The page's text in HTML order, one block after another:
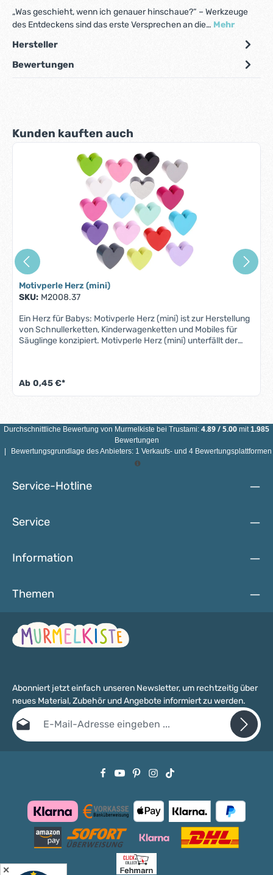
„Was geschieht, wenn ich genauer hinschaue?“ – Werkzeuge
des Entdeckens sind das erste Versprechen an die… Mehr
Hersteller
Bewertungen
Produktgalerie überspringen
Kunden kauften auch
Motivperle Herz (mini)
SKU: M2008.37
Ein Herz für Babys: Motivperle Herz (mini) ist zur Herstellung
von Schnullerketten, Kinderwagenketten und Mobiles für
Säuglinge konzipiert. Motivperle Herz (mini) unterfällt der
unbedenklich.Eigenschaften Motivperle Herz: Material:
AhornholzFarbe: siehe AbbildungGröße: 21 mm x 18 mm x 8
VERSCHLUCKBARER KLEINTEILE NICHT FÜR KINDER UNTER
Ab 0,45 €*
Durchschnittliche Bewertung von Murmelkiste bei Trustami: 4.89/5.00 mit1.985
Bewertungen
Bewertungsgrundlage des Anbieters: 1 Verkaufs- und 4 Bewertungsplattformen
Service-Hotline
Service
Information
Themen
Abonniert jetzt einfach unseren Newsletter, um rechtzeitig über
neues Material, Zubehör und Angebote informiert zu werden.
E-Mail-Adresse*
Datenschutzbestimmungenzur Kenntnis genommen
✕